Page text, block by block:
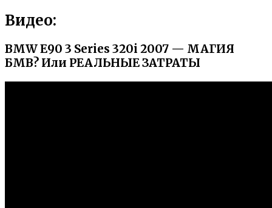
Видео:
BMW E90 3 Series 320i 2007 — МАГИЯ
БМВ? Или РЕАЛЬНЫЕ ЗАТРАТЫ